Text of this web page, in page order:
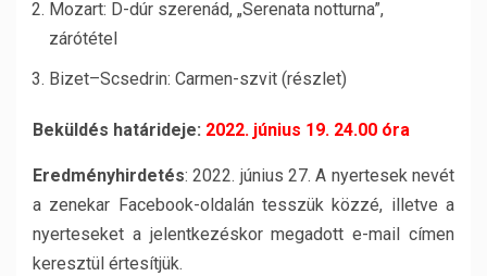
Mozart: D-dúr szerenád, „Serenata notturna”,
zárótétel
Bizet–Scsedrin: Carmen-szvit (részlet)
Beküldés határideje: 2022. június 19. 24.00 óra
Eredményhirdetés: 2022. június 27. A nyertesek nevét
a zenekar Facebook-oldalán tesszük közzé, illetve a
nyerteseket a jelentkezéskor megadott e-mail címen
keresztül értesítjük.